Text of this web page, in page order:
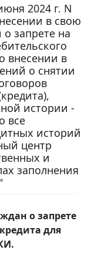
2024 г. N
в свою
запрете на
внесении в
о снятии
истории -
все
историй
центр
и
заполнения
о запрете
для